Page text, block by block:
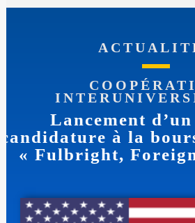
Lancement
candidature à la
« Fulbright,